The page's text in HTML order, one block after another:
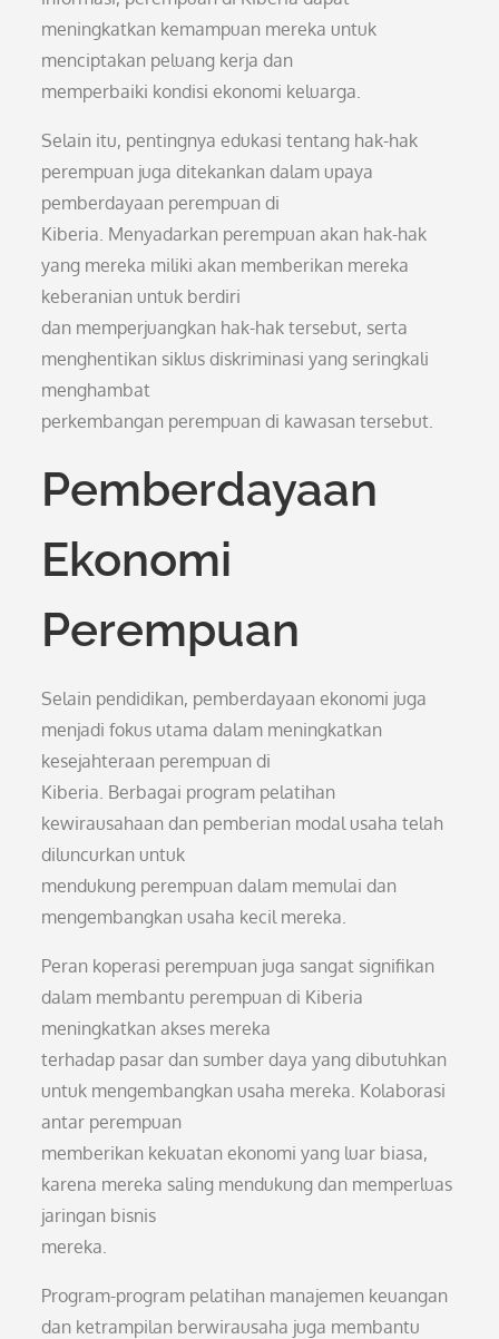
meningkatkan kemampuan mereka untuk
menciptakan peluang kerja dan
memperbaiki kondisi ekonomi keluarga.
Selain itu, pentingnya edukasi tentang hak-hak
perempuan juga ditekankan dalam upaya
pemberdayaan perempuan di
Kiberia. Menyadarkan perempuan akan hak-hak
yang mereka miliki akan memberikan mereka
keberanian untuk berdiri
dan memperjuangkan hak-hak tersebut, serta
menghentikan siklus diskriminasi yang seringkali
menghambat
perkembangan perempuan di kawasan tersebut.
Pemberdayaan
Ekonomi
Perempuan
Selain pendidikan, pemberdayaan ekonomi juga
menjadi fokus utama dalam meningkatkan
kesejahteraan perempuan di
Kiberia. Berbagai program pelatihan
kewirausahaan dan pemberian modal usaha telah
diluncurkan untuk
mendukung perempuan dalam memulai dan
mengembangkan usaha kecil mereka.
Peran koperasi perempuan juga sangat signifikan
dalam membantu perempuan di Kiberia
meningkatkan akses mereka
terhadap pasar dan sumber daya yang dibutuhkan
untuk mengembangkan usaha mereka. Kolaborasi
antar perempuan
memberikan kekuatan ekonomi yang luar biasa,
karena mereka saling mendukung dan memperluas
jaringan bisnis
mereka.
Program-program pelatihan manajemen keuangan
dan ketrampilan berwirausaha juga membantu